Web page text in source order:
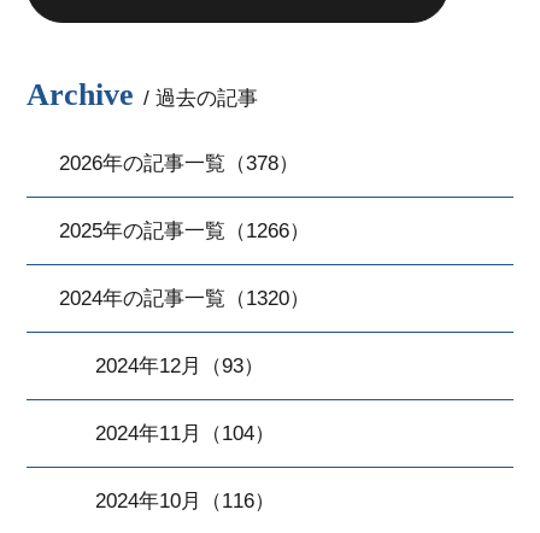
Archive / 過去の記事
2026年の記事一覧（378）
2025年の記事一覧（1266）
2024年の記事一覧（1320）
2024年12月（93）
2024年11月（104）
2024年10月（116）